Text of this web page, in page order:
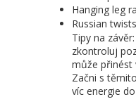
Hanging leg
Russian
Tipy na
zkontroluj
může přinést
Začni s
víc energie